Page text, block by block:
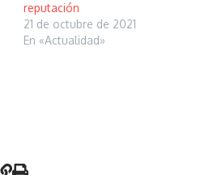
reputación
21 de octubre de 2021
En «Actualidad»